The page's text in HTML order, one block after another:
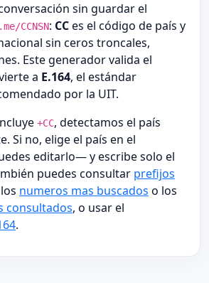
sin guardar el
CCNSN: CCes el código de país y
sin ceros troncales,
Este generador valida el
a E.164, el estándar
por la UIT.
+CC, detectamos el país
Si no, elige el país en el
editarlo— y escribe solo el
puedes consultar prefijos
numeros mas buscados o los
consultados, o usar el
.